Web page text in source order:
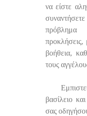
να είστε
προκλήσεις,
βοήθεια,
τους
βασίλειο
σας